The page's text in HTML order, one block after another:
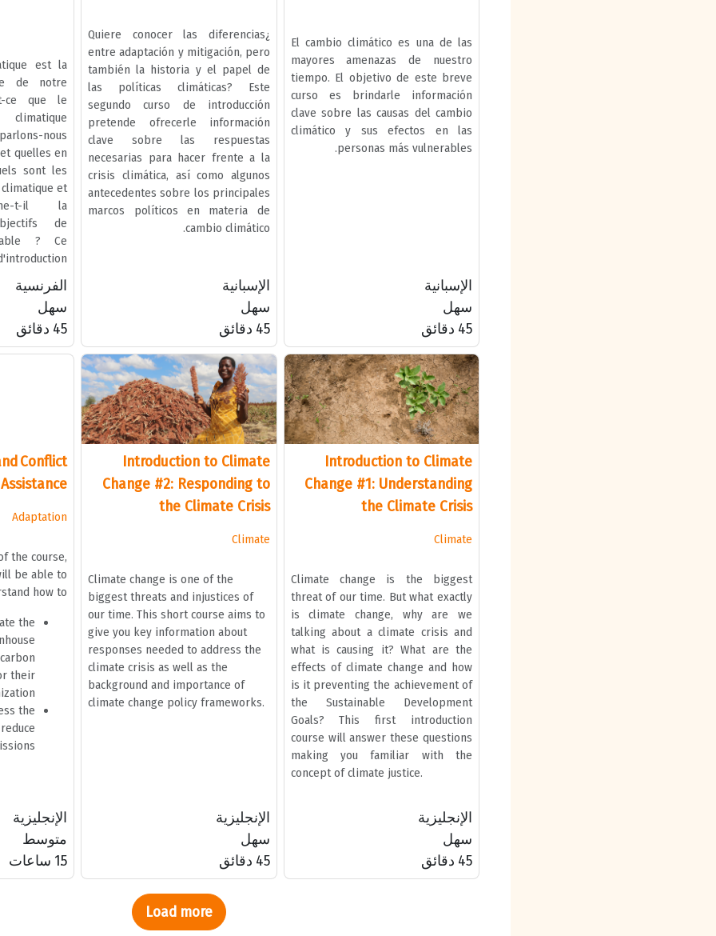
El cambio climático es una de las
mayores amenazas de nuestro
tiempo. El objetivo de este breve
curso es brindarle información
clave sobre las causas del cambio
climático y sus efectos en las
personas más vulnerables.
الإسبانية
سهل
45 دقائق
¿Quiere conocer las diferencias
entre adaptación y mitigación, pero
también la historia y el papel de
las políticas climáticas? Este
segundo curso de introducción
pretende ofrecerle información
clave sobre las respuestas
necesarias para hacer frente a la
crisis climática, así como algunos
antecedentes sobre los principales
marcos políticos en materia de
cambio climático.
الإسبانية
سهل
45 دقائق
est la
de notre
ce que le
nous
quelles en
sont les
et
t-il la
de
? Ce
concept de
climatique.
الفرنسية
سهل
45 دقائق
Introduction to Climate
Change #1: Understanding
the Climate Crisis
Climate
Climate change is the biggest
threat of our time. But what exactly
is climate change, why are we
talking about a climate crisis and
what is causing it? What are the
effects of climate change and how
is it preventing the achievement of
the Sustainable Development
Goals? This first introduction
course will answer these questions
making you familiar with the
concept of climate justice.
الإنجليزية
سهل
45 دقائق
Introduction to Climate
Change #2: Responding to
the Climate Crisis
Climate
Climate change is one of the
biggest threats and injustices of
our time. This short course aims to
give you key information about
responses needed to address the
climate crisis as well as the
background and importance of
climate change policy frameworks.
الإنجليزية
سهل
45 دقائق
Conflict
Adaptation
the course,
be able to
how to:
the
their
the
الإنجليزية
متوسط
1.5 ساعات
Load more